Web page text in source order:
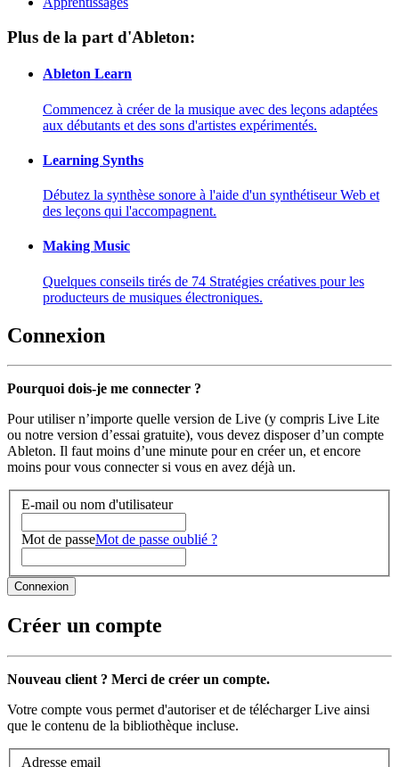
Plus de la part d'Ableton:
Ableton Learn
Commencez à créer de la musique avec des leçons adaptées
aux débutants et des sons d'artistes expérimentés.
Learning Synths
Débutez la synthèse sonore à l'aide d'un synthétiseur Web et
des leçons qui l'accompagnent.
Making Music
Quelques conseils tirés de 74 Stratégies créatives pour les
producteurs de musiques électroniques.
Connexion
Pourquoi dois-je me connecter ?
Pour utiliser n’importe quelle version de Live (y compris Live Lite
ou notre version d’essai gratuite), vous devez disposer d’un compte
Ableton. Il faut moins d’une minute pour en créer un, et encore
moins pour vous connecter si vous en avez déjà un.
E-mail ou nom d'utilisateur
Mot de passeMot de passe oublié ?
Créer un compte
Nouveau client ? Merci de créer un compte.
Votre compte vous permet d'autoriser et de télécharger Live ainsi
que le contenu de la bibliothèque incluse.
Adresse email